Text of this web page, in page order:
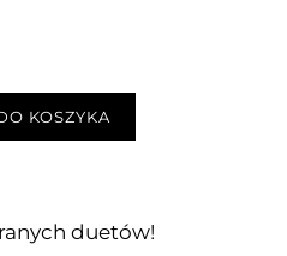
KOSZYKA
duetów!